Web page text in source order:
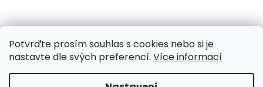
Potvrďte prosím souhlas s cookies nebo si je
nastavte dle svých preferencí. Více informací